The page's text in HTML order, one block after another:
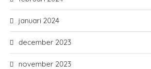
januari 2024
december 2023
november 2023